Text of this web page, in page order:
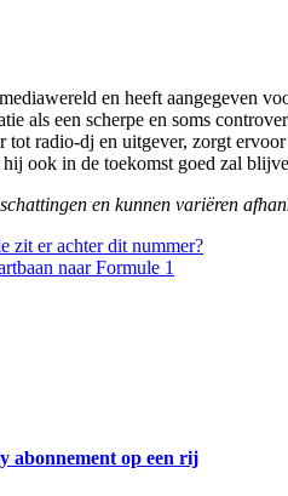
en heeft aangegeven
als een scherpe en soms
tot radio-dj en uitgever, zorgt
ook in de toekomst goed zal
en kunnen variëren
zit er achter dit nummer?
naar Formule 1
abonnement op een rij